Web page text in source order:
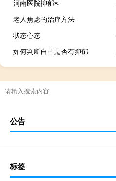
河南医院抑郁科
老人焦虑的治疗方法
状态心态
如何判断自己是否有抑郁
公告
标签